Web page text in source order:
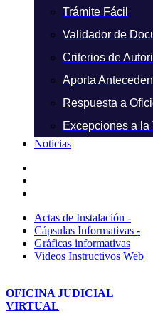
Trámite Fácil
Validador de
Criterios de
Aporta
Respuesta a
Excepciones a
Noticias
Actas de Instalación -
Cápsulas Informativas -
Gráficas informativas
Videos Instructivos Web
OFICINA JUDICIAL
VIRTUAL